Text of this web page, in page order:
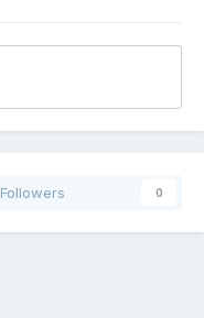
Followers 0